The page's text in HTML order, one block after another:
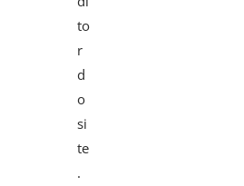
to
r
d
o
si
te
.